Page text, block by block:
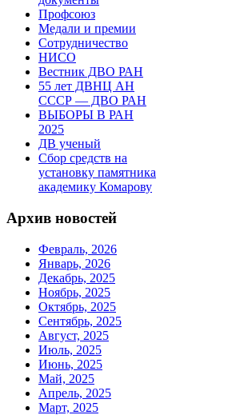
Профсоюз
Медали и премии
Сотрудничество
НИСО
Вестник ДВО РАН
55 лет ДВНЦ АН
СССР — ДВО РАН
ВЫБОРЫ В РАН
2025
ДВ ученый
Сбор средств на
установку памятника
академику Комарову
Архив новостей
Февраль, 2026
Январь, 2026
Декабрь, 2025
Ноябрь, 2025
Октябрь, 2025
Сентябрь, 2025
Август, 2025
Июль, 2025
Июнь, 2025
Май, 2025
Апрель, 2025
Март, 2025